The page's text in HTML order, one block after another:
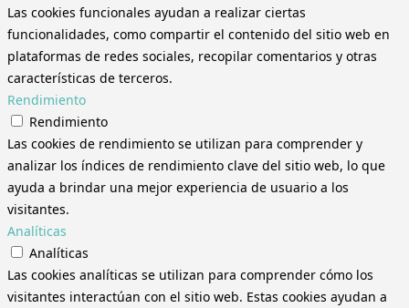
Las cookies funcionales ayudan a realizar ciertas
funcionalidades, como compartir el contenido del sitio web en
plataformas de redes sociales, recopilar comentarios y otras
características de terceros.
Rendimiento
Rendimiento
Las cookies de rendimiento se utilizan para comprender y
analizar los índices de rendimiento clave del sitio web, lo que
ayuda a brindar una mejor experiencia de usuario a los
visitantes.
Analíticas
Analíticas
Las cookies analíticas se utilizan para comprender cómo los
visitantes interactúan con el sitio web. Estas cookies ayudan a